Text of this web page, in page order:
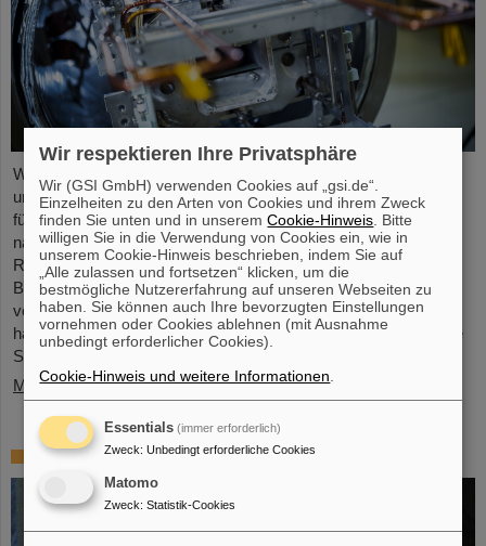
Während die Rohbauarbeiten auf dem Baufeld voranschreiten
und die Entwicklung und Fertigung der Hightech-Komponenten
für das künftige Beschleunigerzentrum FAIR läuft, werden die
nächsten entscheidenden Weichen für den großen FAIR-
Ringbeschleuniger SIS100 gestellt: Die Montage der
Beschleunigermaschine in den neu errichteten Gebäuden wird
vorbereitet, der Endspurt Richtung Installationsstart des SIS100
hat begonnen. Die Verantwortlichen der zuständigen Teilprojekte
SIS100/SIS18 und SMG (Site…
Mehr »
Trauer um Bikash Sinha
Wir respektieren Ihre Privatsphäre
Wir (GSI GmbH) verwenden Cookies auf „gsi.de“.
Einzelheiten zu den Arten von Cookies und ihrem Zweck
finden Sie unten und in unseremCookie-Hinweis . Bitte
willigen Sie in die Verwendung von Cookies ein, wie in
unserem Cookie-Hinweis beschrieben, indem Sie auf
„Alle zulassen und fortsetzen“ klicken, um die
bestmögliche Nutzererfahrung auf unseren Webseiten zu
haben. Sie können auch Ihre bevorzugten Einstellungen
vornehmen oder Cookies ablehnen (mit Ausnahme
unbedingt erforderlicher Cookies).
Cookie-Hinweis und weitere Informationen
Essentials (immer erforderlich)
Zweck: Unbedingt erforderliche Cookies
Matomo
Zweck: Statistik-Cookies